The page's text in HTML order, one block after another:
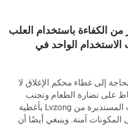
الكفاءة باستخدام العلب
الاستخدام الواحد في
إلى غطاء محكم الإغلاق لا
على نضارة الطعام وتجنب
الانسكاب. كما تتميز العبوات المستديرة من Lvzong بأغطية
آمنة. وينبغي أيضًا أن